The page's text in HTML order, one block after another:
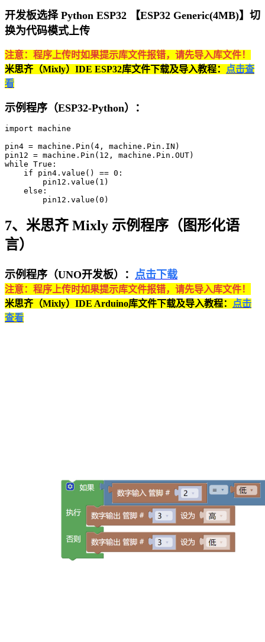
开发板选择 Python ESP32 【ESP32 Generic(4MB)】切
换为代码模式上传
注意：程序上传时如果提示库文件报错，请先导入库文件！
米思齐（Mixly）IDE ESP32库文件下载及导入教程：
点击查
看
示例程序（ESP32-Python）：
import machine
pin4 = machine.Pin(4, machine.Pin.IN)
pin12 = machine.Pin(12, machine.Pin.OUT)
while True:
    if pin4.value() == 0:
        pin12.value(1)
    else:
        pin12.value(0)
7、米思齐 Mixly 示例程序（图形化语
言）
示例程序（UNO开发板）： 点击下载
注意：程序上传时如果提示库文件报错，请先导入库文件！
米思齐（Mixly）IDE Arduino库文件下载及导入教程：
点击
查看